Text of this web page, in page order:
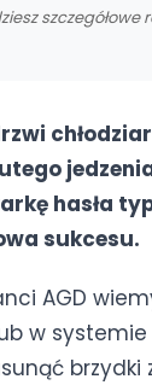
hasła
sukcesu.
AGD
w